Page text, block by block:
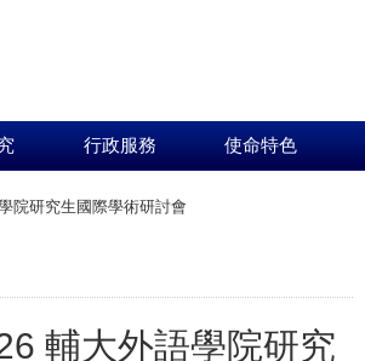
行政服務 使命特色
院研究生國際學術研討會
輔大外語學院研究